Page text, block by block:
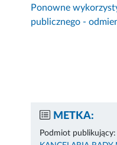
Ponowne
publicznego -
METKA:
Podmiot publikujący: